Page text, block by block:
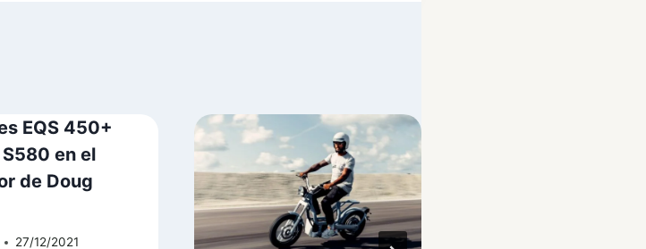
EQS 450+
en el
de Doug
27/12/2021